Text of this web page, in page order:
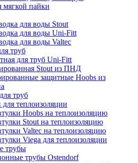
пайки
для воды Stout
для воды Uni-Fitt
для воды Valtec
труб
для труб Uni-Fitt
Stout из ПНД
защитные Hoobs из
труб
теплоизоляции
Hoobs на теплоизоляцию
Stout на теплоизоляцию
Valtec на теплоизоляцию
Viega для теплоизоляции
трубы
трубы Ostendorf